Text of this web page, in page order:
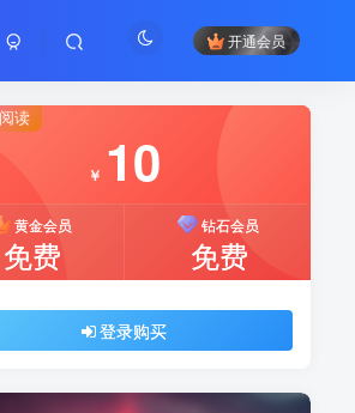
开通会员
读
￥ 10
黄金会员
免费
钻石会员
免费
登录购买